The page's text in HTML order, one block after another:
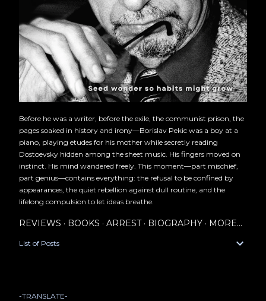
Before he was a writer, before the exile, the communist prison, the
pages soaked in history and irony—Borislav Pekic was a boy at a
piano, playing etudes for his mother while secretly reading
Dostoevsky hidden among the sheet music. His fingers moved on
instinct. His mind wandered freely. This moment—part mischief,
part genius—contains everything: the refusal to be confined by
appearances, the quiet rebellion against dull routine, and the
lifelong compulsion to let ideas breathe.
REVIEWS BOOKS ARREST BIOGRAPHY MORE…
List of Posts
-TRANSLATE-